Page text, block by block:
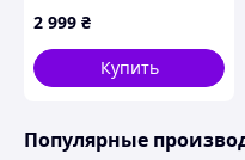
радиостанция
2 999 ₴
Купить
Популярные